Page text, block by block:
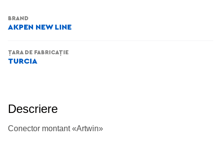
BRAND
AKPEN NEW LINE
ȚARA DE FABRICAȚIE
TURCIA
Descriere
Conector montant «Artwin»